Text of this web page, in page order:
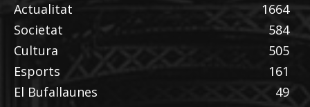
Actualitat
1664
Societat
584
Cultura
505
Esports
161
El Bufallaunes
49